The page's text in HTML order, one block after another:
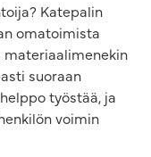
Katepalin
omatoimista
materiaalimenekin
suoraan
työstää, ja
voimin